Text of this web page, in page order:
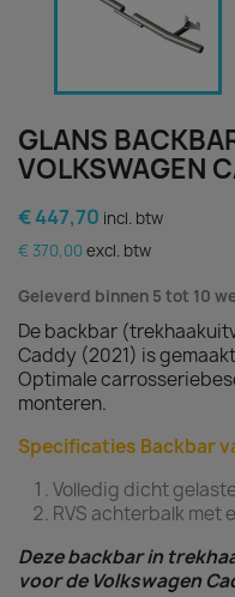
GLANS
VOLKSWAGEN
€ 447,70 incl. btw
€ 370,00 excl. btw
Geleverd binnen 5 tot 10
De backbar
Caddy (2021) is
Optimale
monteren.
Specificaties Backbar
Volledig dicht
RVS achterbalk met
Deze backbar in
voor de Volkswagen